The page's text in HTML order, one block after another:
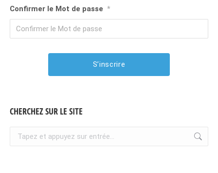
Confirmer le Mot de passe *
CHERCHEZ SUR LE SITE
Recherche